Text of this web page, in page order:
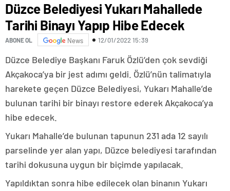
Düzce Belediyesi Yukarı Mahallede
Tarihi Binayı Yapıp Hibe Edecek
ABONE OL News 12/01/2022 15:39
Düzce Belediye Başkanı Faruk Özlü’den çok sevdiği
Akçakoca’ya bir jest adımı geldi. Özlü’nün talimatıyla
harekete geçen Düzce Belediyesi, Yukarı Mahalle’de
bulunan tarihi bir binayı restore ederek Akçakoca’ya
hibe edecek.
Yukarı Mahalle’de bulunan tapunun 231 ada 12 sayılı
parselinde yer alan yapı, Düzce belediyesi tarafından
tarihi dokusuna uygun bir biçimde yapılacak.
Yapıldıktan sonra hibe edilecek olan binanın Yukarı